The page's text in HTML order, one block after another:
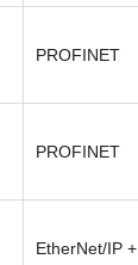
PROFINET
PROFINET
EtherNet/IP +